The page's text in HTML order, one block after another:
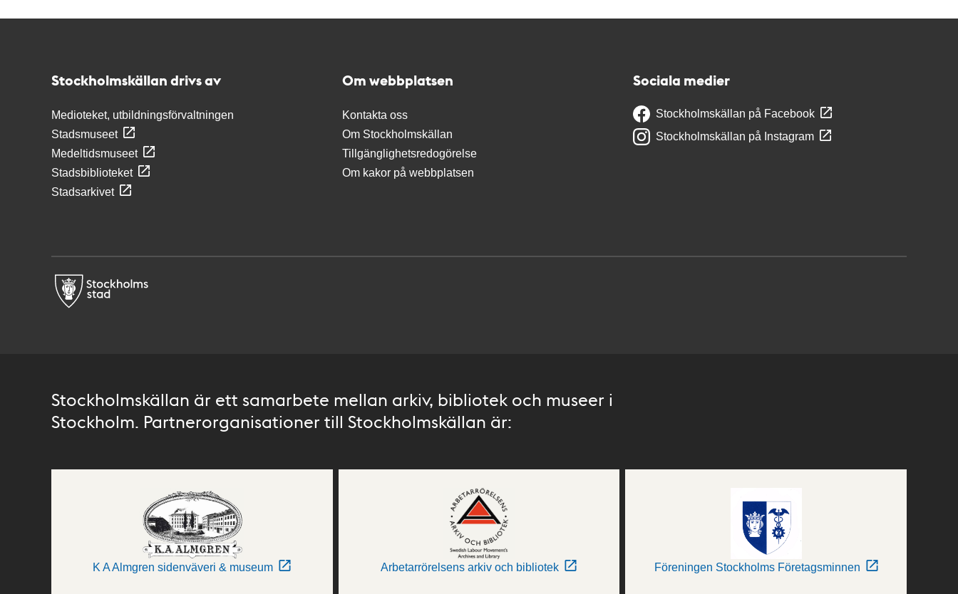
Stockholmskällan drivs av
Medioteket, utbildningsförvaltningen
Stadsmuseet
Medeltidsmuseet
Stadsbiblioteket
Stadsarkivet
Om webbplatsen
Kontakta oss
Om Stockholmskällan
Tillgänglighetsredogörelse
Om kakor på webbplatsen
Sociala medier
Stockholmskällan på Facebook
Stockholmskällan på Instagram
Stockholmskällan är ett samarbete mellan arkiv, bibliotek och museer i
Stockholm. Partnerorganisationer till Stockholmskällan är:
K A Almgren sidenväveri & museum Arbetarrörelsens arkiv och bibliotek Föreningen Stockholms Företagsminnen